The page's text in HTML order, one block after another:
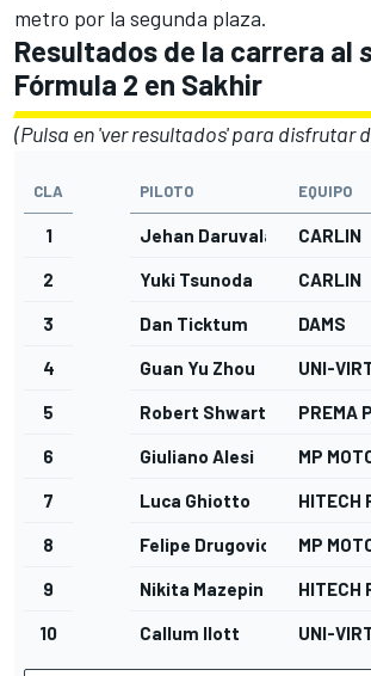
metro por la segunda plaza.
Resultados de la carrera al
Fórmula 2 en Sakhir
(Pulsa en 'ver resultados' para disfrutar
CLA PILOTO EQUIPO
1 Jehan Daruvala CARLIN
2 Yuki Tsunoda CARLIN
3 Dan Ticktum DAMS
4 Guan Yu Zhou UNI-
5 Robert ShwartzmanPREMA
6 Giuliano Alesi MP
7 Luca Ghiotto HITECH
8 Felipe Drugovich MP
9 Nikita Mazepin HITECH
10 Callum Ilott UNI-